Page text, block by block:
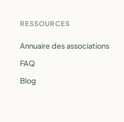
RESSOURCES
Annuaire des associations
FAQ
Blog